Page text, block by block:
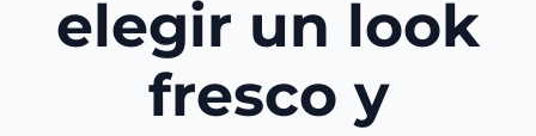
elegir un look
fresco y